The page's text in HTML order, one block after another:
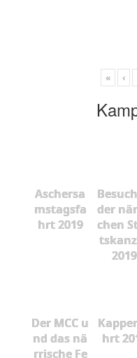
« ‹
Aschersa
mstagsfa
hrt 2019
der
chen
2019
Der MCC u
nd das nä
rrische Fe
hrt